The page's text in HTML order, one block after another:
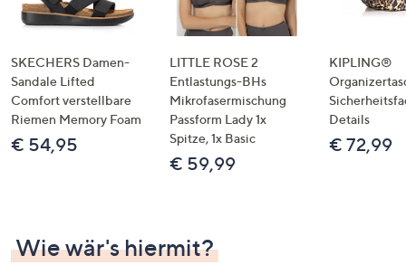
SKECHERS Damen-
Sandale Lifted
Comfort verstellbare
Riemen Memory Foam
€ 54,95
LITTLE ROSE 2
Entlastungs-BHs
Mikrofasermischung
Passform Lady 1x
Spitze, 1x Basic
€ 59,99
KIPLING®
Details
€ 72,99
Wie wär's hiermit?